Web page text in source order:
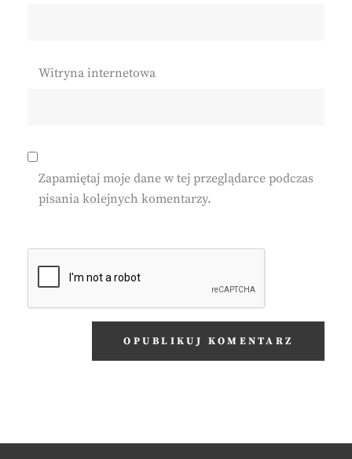
Witryna internetowa
Zapamiętaj moje dane w tej przeglądarce podczas
pisania kolejnych komentarzy.